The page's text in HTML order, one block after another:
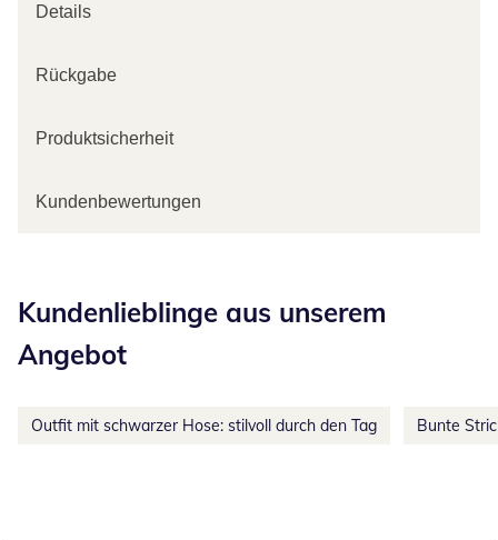
Details
Rückgabe
Produktsicherheit
Kundenbewertungen
Kundenlieblinge aus unserem
Angebot
Outfit mit schwarzer Hose: stilvoll durch den Tag Bunte